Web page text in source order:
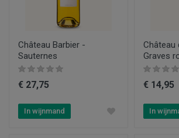
Château Barbier -
Sauternes
€ 27,75
In wijnmand
Château
Graves
€ 14,95
In